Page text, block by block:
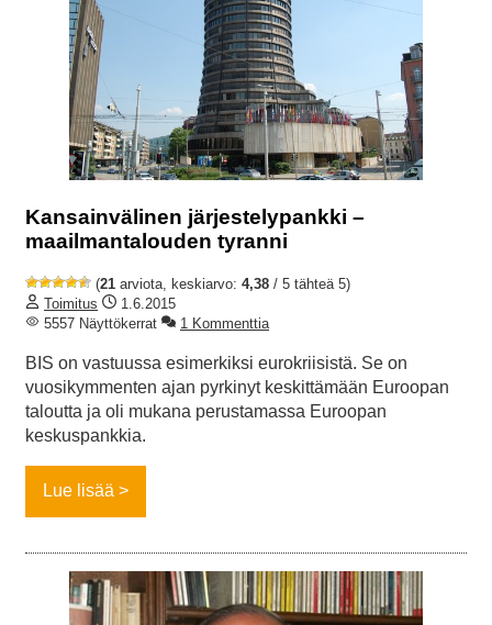
Kansainvälinen järjestelypankki –
maailmantalouden tyranni
(21 arviota, keskiarvo: 4,38 / 5 tähteä 5)
Toimitus
1.6.2015
5557 Näyttökerrat
1 Kommenttia
BIS on vastuussa esimerkiksi eurokriisistä. Se on
vuosikymmenten ajan pyrkinyt keskittämään Euroopan
taloutta ja oli mukana perustamassa Euroopan
keskuspankkia.
Lue lisää